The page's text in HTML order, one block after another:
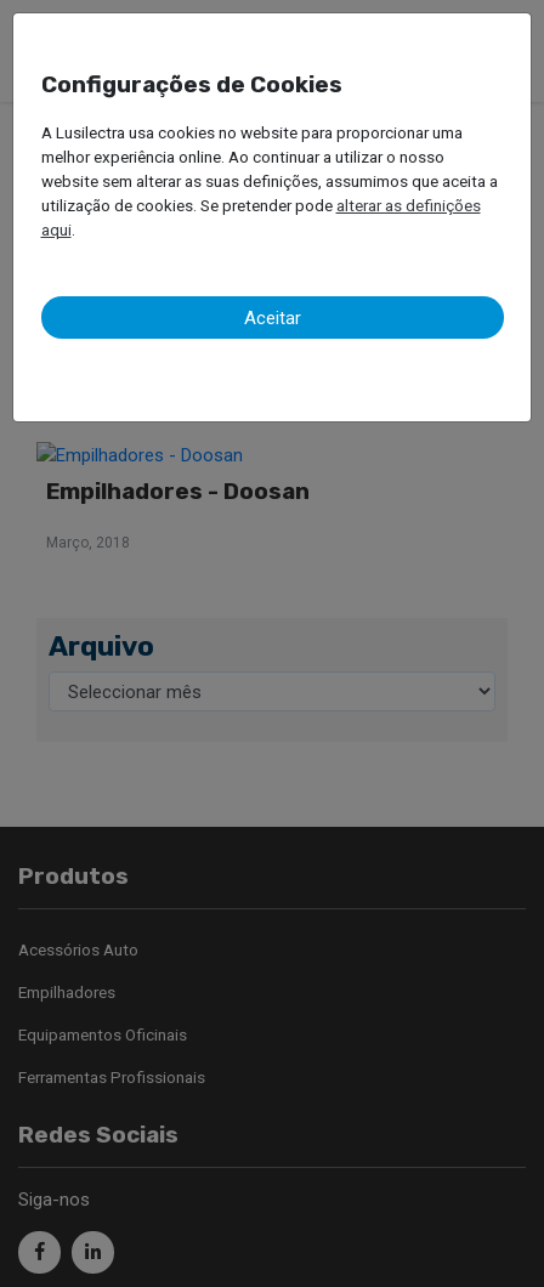
Notícias //
Empilhadores - Bobcat
Empilhadores - Doosan
Março, 2018
Arquivo
Produtos
Acessórios Auto
Empilhadores
Equipamentos Oficinais
Ferramentas Profissionais
Redes Sociais
Siga-nos
Configurações de Cookies
A Lusilectra usa cookies no website para proporcionar uma
melhor experiência online. Ao continuar a utilizar o nosso
website sem alterar as suas definições, assumimos que aceita a
utilização de cookies. Se pretender podealterar as definições
aqui.
Aceitar